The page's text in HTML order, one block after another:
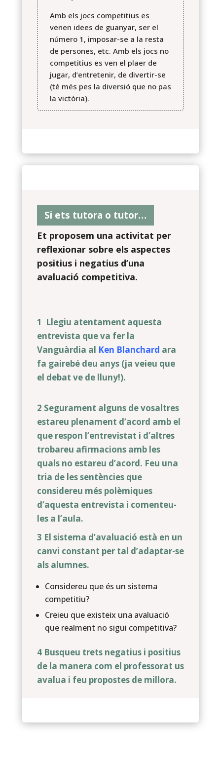
Amb els jocs competitius es
venen idees de guanyar, ser el
número 1, imposar-se a la resta
de persones, etc. Amb els jocs no
competitius es ven el plaer de
jugar, d’entretenir, de divertir-se
(té més pes la diversió que no pas
la victòria).
Si ets tutora o tutor…
Et proposem una activitat per
reflexionar sobre els aspectes
positius i negatius d’una
avaluació competitiva.
1 Llegiu atentament aquesta
entrevista que va fer la
Vanguàrdia al Ken Blanchard ara
fa gairebé deu anys (ja veieu que
el debat ve de lluny!).
2 Segurament alguns de vosaltres
estareu plenament d’acord amb el
que respon l’entrevistat i d’altres
trobareu afirmacions amb les
quals no estareu d’acord. Feu una
tria de les sentències que
considereu més polèmiques
d’aquesta entrevista i comenteu-
les a l’aula.
3 El sistema d’avaluació està en un
canvi constant per tal d’adaptar-se
als alumnes.
Considereu que és un sistema
competitiu?
Creieu que existeix una avaluació
que realment no sigui competitiva?
4 Busqueu trets negatius i positius
de la manera com el professorat us
avalua i feu propostes de millora.